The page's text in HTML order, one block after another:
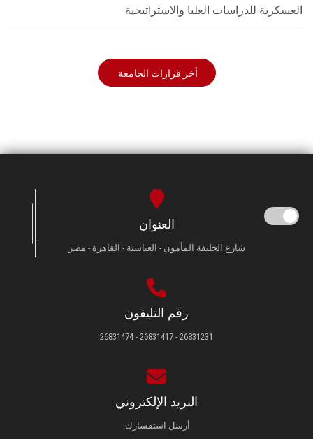
العسكرية للدراسات العليا والاستراتيجية
أخر قرارات الجامعة
العنوان
شارع الخليفة المأمون - العباسية - القاهرة - مصر
رقم التليفون
26831231 - 26831417 - 26831474
البريد الإلكتروني
أرسل استفسارك.